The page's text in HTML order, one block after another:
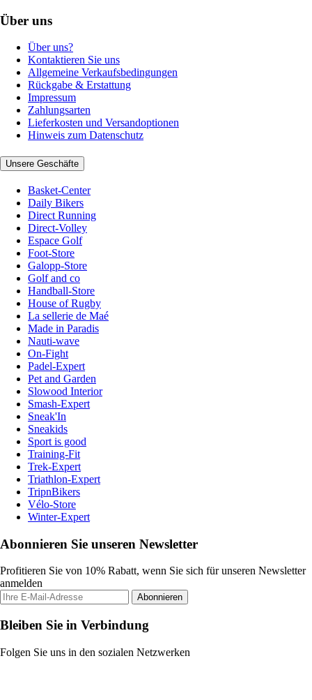
Über uns
Über uns?
Kontaktieren Sie uns
Allgemeine Verkaufsbedingungen
Rückgabe & Erstattung
Impressum
Zahlungsarten
Lieferkosten und Versandoptionen
Hinweis zum Datenschutz
Unsere Geschäfte
Basket-Center
Daily Bikers
Direct Running
Direct-Volley
Espace Golf
Foot-Store
Galopp-Store
Golf and co
Handball-Store
House of Rugby
La sellerie de Maé
Made in Paradis
Nauti-wave
On-Fight
Padel-Expert
Pet and Garden
Slowood Interior
Smash-Expert
Sneak'In
Sneakids
Sport is good
Training-Fit
Trek-Expert
Triathlon-Expert
TripnBikers
Vélo-Store
Winter-Expert
Abonnieren Sie unseren Newsletter
Profitieren Sie von 10% Rabatt, wenn Sie sich für unseren Newsletter
anmelden
Abonnieren
Bleiben Sie in Verbindung
Folgen Sie uns in den sozialen Netzwerken